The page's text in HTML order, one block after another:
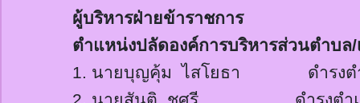
ผู้บริหารฝ่ายข้าราชการ
ตำแหน่งปลัดองค์การบริหารส่วนตำบ
1. นายบุญคุ้ม ไสโยธา ดำรงตำ